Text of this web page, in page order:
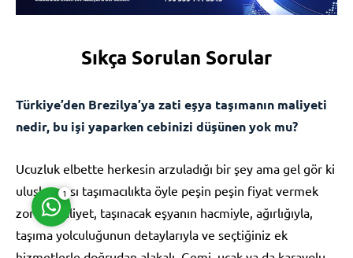
Sıkça Sorulan Sorular
Türkiye’den Brezilya’ya zati eşya taşımanın maliyeti
nedir, bu işi yaparken cebinizi düşünen yok mu?
Ucuzluk elbette herkesin arzuladığı bir şey ama gel gör ki
uluslararası taşımacılıkta öyle peşin peşin fiyat vermek
zor iş. Maliyet, taşınacak eşyanın hacmiyle, ağırlığıyla,
taşıma yolculuğunun detaylarıyla ve seçtiğiniz ek
1